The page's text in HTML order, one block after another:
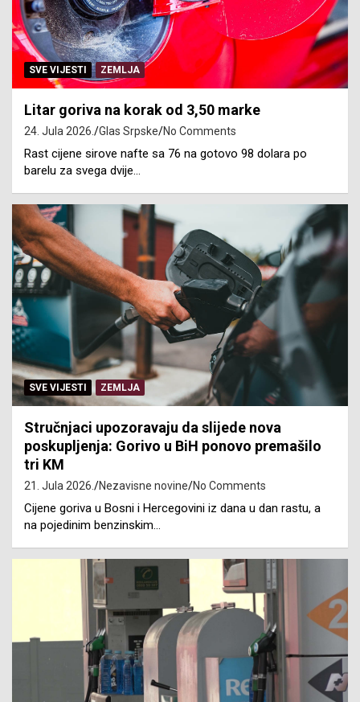
SVE VIJESTI ZEMLJA
Litar goriva na korak od 3,50 marke
24. Jula 2026. Glas Srpske No Comments
Rast cijene sirove nafte sa 76 na gotovo 98 dolara po
barelu za svega dvije…
SVE VIJESTI ZEMLJA
Stručnjaci upozoravaju da slijede nova
poskupljenja: Gorivo u BiH ponovo premašilo
tri KM
21. Jula 2026. Nezavisne novine No Comments
Cijene goriva u Bosni i Hercegovini iz dana u dan rastu, a
na pojedinim benzinskim…